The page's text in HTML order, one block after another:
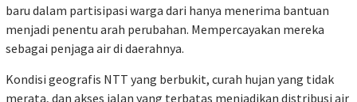
baru dalam partisipasi warga dari hanya menerima bantuan
menjadi penentu arah perubahan. Mempercayakan mereka
sebagai penjaga air di daerahnya.
Kondisi geografis NTT yang berbukit, curah hujan yang tidak
merata, dan akses jalan yang terbatas menjadikan distribusi air